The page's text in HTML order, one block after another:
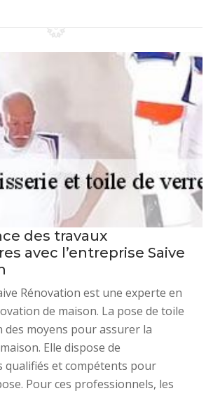
des travaux
avec l’entreprise Saive
Rénovation est une experte en
de maison. La pose de toile
des moyens pour assurer la
Elle dispose de
qualifiés et compétents pour
Pour ces professionnels, les